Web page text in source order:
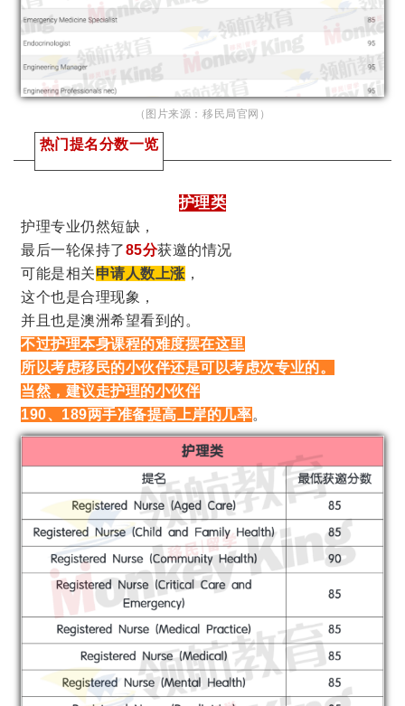
（图片来源：移民局官网）
热门提名分数一览
护理类
护理专业仍然短缺，
最后一轮保持了85分获邀的情况
可能是相关申请人数上涨 ，
这个也是合理现象，
并且也是澳洲希望看到的。
不过护理本身课程的难度摆在这里
所以考虑移民的小伙伴还是可以考虑次专业的。
当然，建议走护理的小伙伴
190、189两手准备提高上岸的几率。